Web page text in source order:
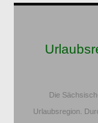
Die
Urlaubsregion.